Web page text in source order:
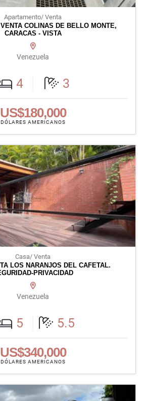
Apartamento/ Venta
COLINAS DE BELLO MONTE,
CARACAS - VISTA
Venezuela
4 3
US$180,000
DÓLARES AMERICANOS
Casa/ Venta
LOS NARANJOS DEL CAFETAL.
PRIVACIDAD
Venezuela
5 5.5
US$340,000
DÓLARES AMERICANOS